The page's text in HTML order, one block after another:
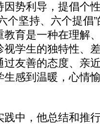
势利导，提倡个
个坚持、六个提倡
育是一种在理解
学生的独特性、
友善的态度、亲
感到温暖，心情
，他总结和推行